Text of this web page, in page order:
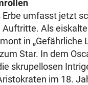
umfasst jetzt
Auftritte. Als
in „Gefährliche
Star. In dem
skrupellosen
im 18.